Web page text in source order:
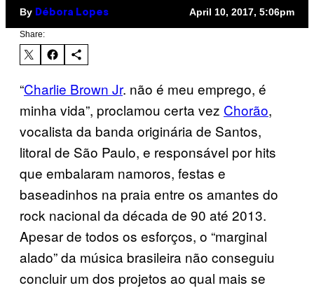
By Débora Lopes April 10, 2017, 5:06pm
Share:
“Charlie Brown Jr. não é meu emprego, é
minha vida”, proclamou certa vez Chorão,
vocalista da banda originária de Santos,
litoral de São Paulo, e responsável por hits
que embalaram namoros, festas e
baseadinhos na praia entre os amantes do
rock nacional da década de 90 até 2013.
Apesar de todos os esforços, o “marginal
alado” da música brasileira não conseguiu
concluir um dos projetos ao qual mais se